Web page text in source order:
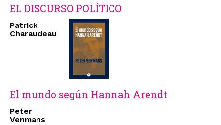
EL DISCURSO POLÍTICO
Patrick
Charaudeau
El mundo según Hannah Arendt
Peter
Venmans